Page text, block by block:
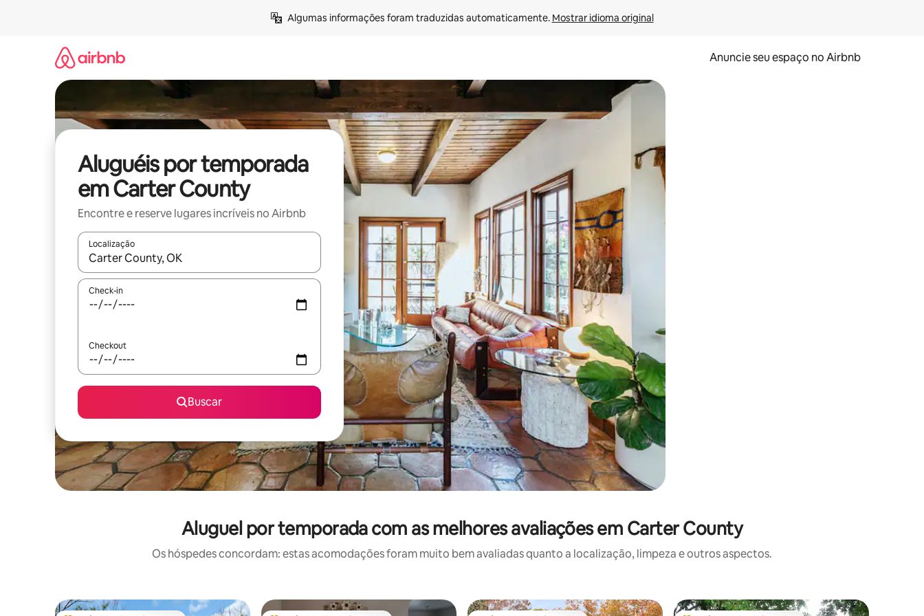
Algumas informações foram traduzidas automaticamente. Mostrar idioma original
Anuncie seu espaço no Airbnb
Aluguéis por temporada
em Carter County
Encontre e reserve lugares incríveis no Airbnb
Localização
Quando os resultados estiverem disponíveis, explore-os usando as seta para cima e para baixo do teclado ou tocando e deslizando o dedo na tela.
Check-in
Checkout
Buscar
Aluguel por temporada com as melhores avaliações em Carter County
Os hóspedes concordam: estas acomodações foram muito bem avaliadas quanto a localização, limpeza e outros aspectos.